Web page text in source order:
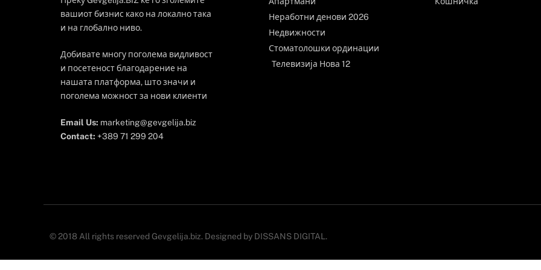
вашиот бизнис како на локално така
и на глобално ниво.
Добивате многу поголема видливост
и посетеност благодарение на
нашата платформа, што значи и
поголема можност за нови клиенти
Email Us: marketing@gevgelija.biz
Contact: +389 71 299 204
Неработни денови 2026
Недвижности
Стоматолошки ординации
Телевизија Нова 12
© 2018 All rights reserved Gevgelija.biz. Designed by DISSANS DIGITAL.